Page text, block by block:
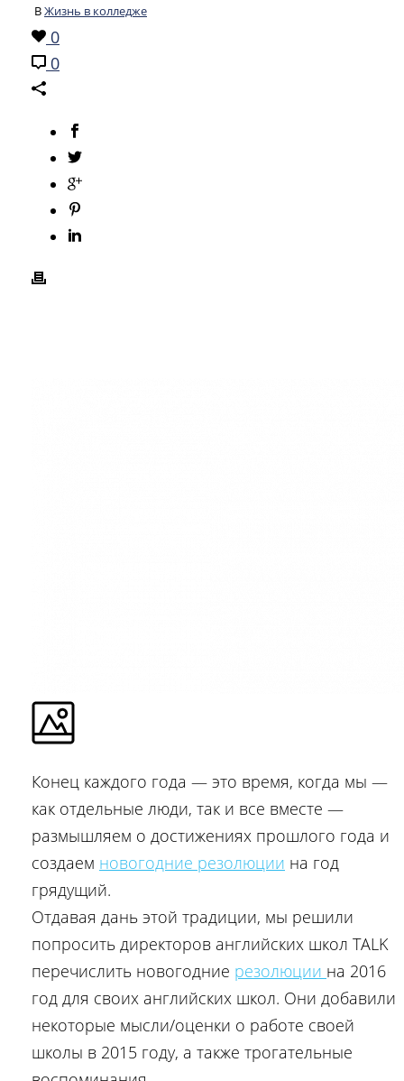
ВЖизнь в колледже
0
0
Конец каждого года — это время, когда мы —
как отдельные люди, так и все вместе —
размышляем о достижениях прошлого года и
создаем новогодние резолюции на год
грядущий.
Отдавая дань этой традиции, мы решили
попросить директоров английских школ TALK
перечислить новогодние резолюции на 2016
год для своих английских школ. Они добавили
некоторые мысли/оценки о работе своей
школы в 2015 году, а также трогательные